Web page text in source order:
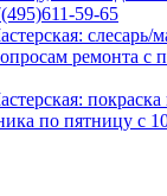
59-65
слесарь/
ремонта с
покраска
по пятницу с